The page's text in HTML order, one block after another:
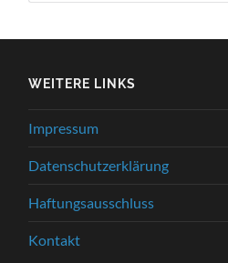
WEITERE LINKS
Impressum
Datenschutzerklärung
Haftungsausschluss
Kontakt